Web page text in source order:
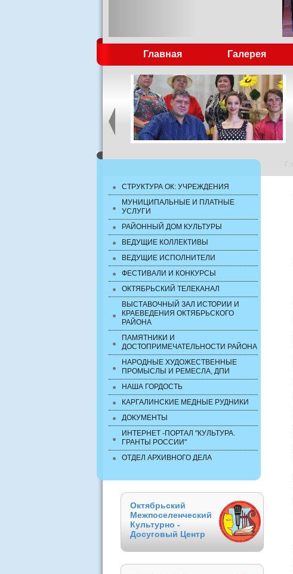
Главная Галерея
СТРУКТУРА ОК: УЧРЕЖДЕНИЯ
МУНИЦИПАЛЬНЫЕ И ПЛАТНЫЕ
УСЛУГИ
РАЙОННЫЙ ДОМ КУЛЬТУРЫ
ВЕДУЩИЕ КОЛЛЕКТИВЫ
ВЕДУЩИЕ ИСПОЛНИТЕЛИ
ФЕСТИВАЛИ И КОНКУРСЫ
ОКТЯБРЬСКИЙ ТЕЛЕКАНАЛ
ВЫСТАВОЧНЫЙ ЗАЛ ИСТОРИИ И
КРАЕВЕДЕНИЯ ОКТЯБРЬСКОГО
РАЙОНА
ПАМЯТНИКИ И
ДОСТОПРИМЕЧАТЕЛЬНОСТИ РАЙОНА
НАРОДНЫЕ ХУДОЖЕСТВЕННЫЕ
ПРОМЫСЛЫ И РЕМЕСЛА, ДПИ
НАША ГОРДОСТЬ
КАРГАЛИНСКИЕ МЕДНЫЕ РУДНИКИ
ДОКУМЕНТЫ
ИНТЕРНЕТ -ПОРТАЛ "КУЛЬТУРА.
ГРАНТЫ РОССИИ"
ОТДЕЛ АРХИВНОГО ДЕЛА
Октябрьский
Межпоселенческий
Культурно -
Досуговый Центр